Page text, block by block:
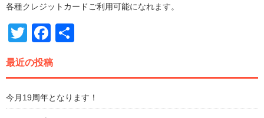
各種クレジットカードご利用可能になれます。
TwitterFacebook
最近の投稿
今月19周年となります！